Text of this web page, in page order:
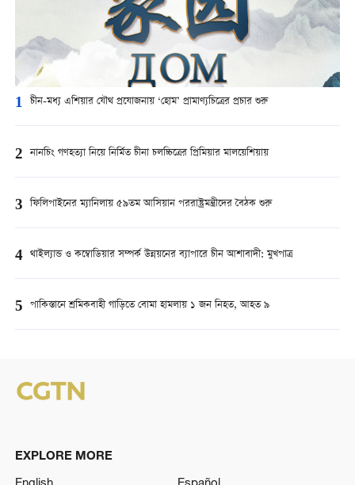
1 চীন-মধ্য এশিয়ার যৌথ প্রযোজনায় ‘হোম’ প্রামাণ্যচিত্রের প্রচার শুরু
2 নানচিং গণহত্যা নিয়ে নির্মিত চীনা চলচ্চিত্রের প্রিমিয়ার মালয়েশিয়ায়
3 ফিলিপাইনের ম্যানিলায় ৫৯তম আসিয়ান পররাষ্ট্রমন্ত্রীদের বৈঠক শুরু
4 থাইল্যান্ড ও কম্বোডিয়ার সম্পর্ক উন্নয়নের ব্যাপারে চীন আশাবাদী: মুখপাত্র
5 পাকিস্তানে শ্রমিকবাহী গাড়িতে বোমা হামলায় ১ জন নিহত, আহত ৯
EXPLORE MORE
English
Español